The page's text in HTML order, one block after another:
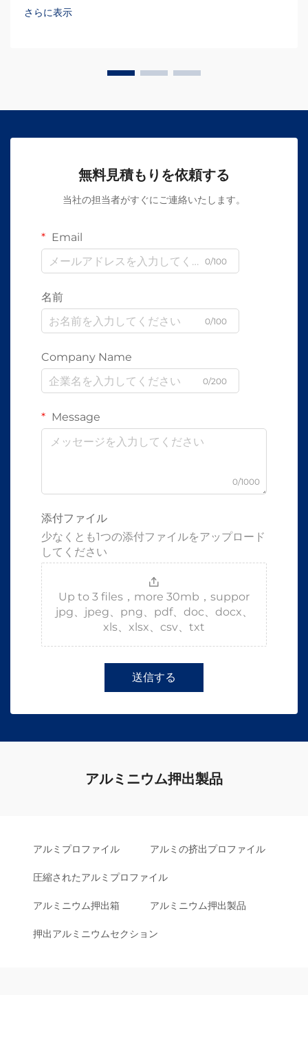
さらに表示
無料見積もりを依頼する
当社の担当者がすぐにご連絡いたします。
Email
0/100
名前
0/100
Company Name
0/200
Message
0/1000
添付ファイル
少なくとも1つの添付ファイルをアップロード
してください
Up to 3 files，more 30mb，suppor
jpg、jpeg、png、pdf、doc、docx、
xls、xlsx、csv、txt
送信する
アルミニウム押出製品
アルミプロファイル アルミの挤出プロファイル
圧縮されたアルミプロファイル
アルミニウム押出箱 アルミニウム押出製品
押出アルミニウムセクション